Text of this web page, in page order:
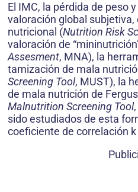
El IMC, la pérdida de peso
valoración global
nutricio­nal (Nutrition Risk
valoración de
Assesment, MNA), la
tamización de mala
Screening Tool, MUST), la
de mala nutrición de
Malnutrition Screening Tool
sido estudiados de esta
coeficiente de correlación